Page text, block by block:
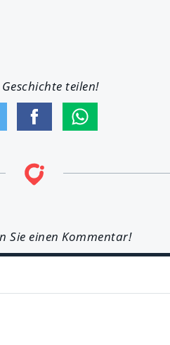
Geschichte teilen!
Sie einen Kommentar!